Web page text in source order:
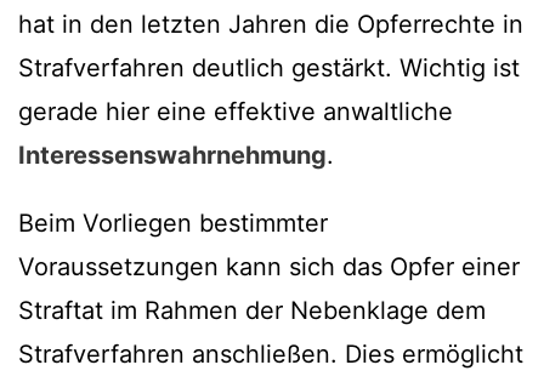
hat in den letzten Jahren die Opferrechte in
Strafverfahren deutlich gestärkt. Wichtig ist
gerade hier eine effektive anwaltliche
Interessenswahrnehmung.
Beim Vorliegen bestimmter
Voraussetzungen kann sich das Opfer einer
Straftat im Rahmen der Nebenklage dem
Strafverfahren anschließen. Dies ermöglicht